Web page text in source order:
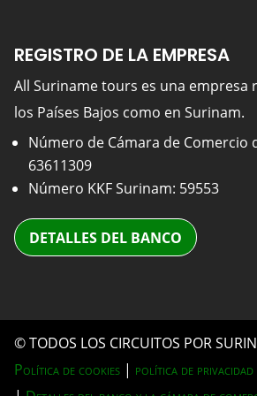
REGISTRO DE LA EMPRESA
All Suriname tours es una empresa
los Países Bajos como en Surinam.
Número de Cámara de Comercio
63611309
Número KKF Surinam: 59553
DETALLES DEL BANCO
© TODOS LOS CIRCUITOS POR
Política de cookies| política de privacidad